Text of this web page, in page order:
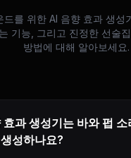
드를 위한 AI 음향 효과 생성
기능, 그리고 진정한 선술
방법에 대해 알아보세요.
효과 생성기는 바와 펍 소
성하나요?